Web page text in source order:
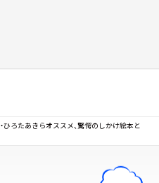
ろたあきらオススメ、驚愕のしかけ絵本と